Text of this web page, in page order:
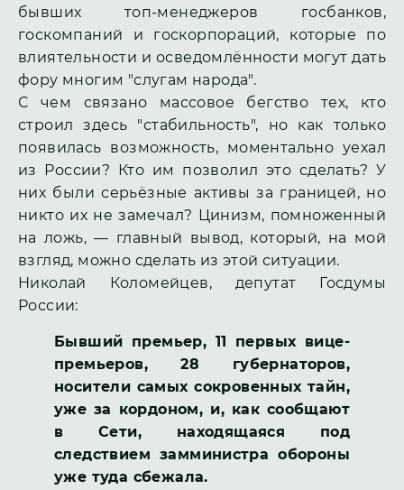
бывших топ-менеджеров госбанков,
госкомпаний и госкорпораций, которые по
влиятельности и осведомлённости могут дать
фору многим "слугам народа".
С чем связано массовое бегство тех, кто
строил здесь "стабильность", но как только
появилась возможность, моментально уехал
из России? Кто им позволил это сделать? У
них были серьёзные активы за границей, но
никто их не замечал? Цинизм, помноженный
на ложь, — главный вывод, который, на мой
взгляд, можно сделать из этой ситуации.
Николай Коломейцев, депутат Госдумы
России:
Бывший премьер, 11 первых вице-
премьеров, 28 губернаторов,
носители самых сокровенных тайн,
уже за кордоном, и, как сообщают
в Сети, находящаяся под
следствием замминистра обороны
уже туда сбежала.